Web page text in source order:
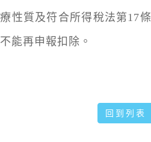
性質及符合所得稅法第17
能再申報扣除。
回到列表